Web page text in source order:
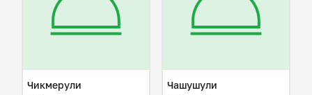
Чикмерули Чашушули